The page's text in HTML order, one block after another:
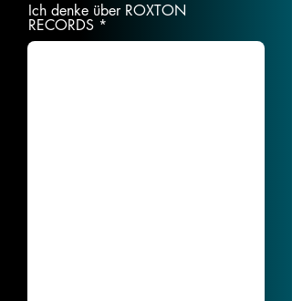
Ich denke über ROXTON
RECORDS